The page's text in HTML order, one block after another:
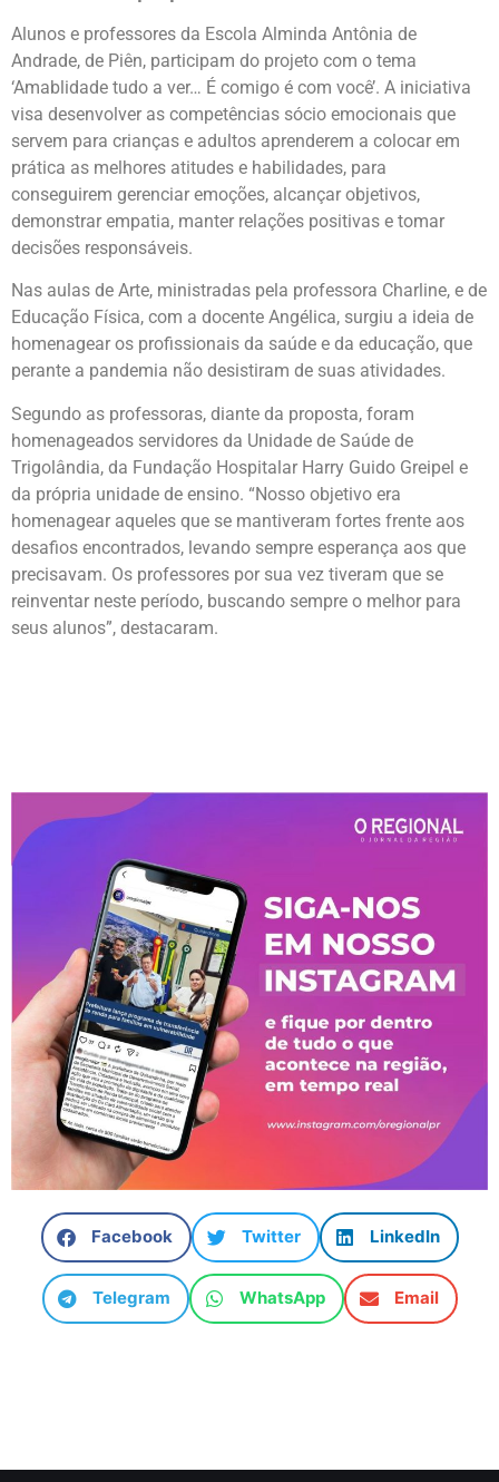
Alunos e professores da Escola Alminda Antônia de
Andrade, de Piên, participam do projeto com o tema
‘Amablidade tudo a ver… É comigo é com você’. A iniciativa
visa desenvolver as competências sócio emocionais que
servem para crianças e adultos aprenderem a colocar em
prática as melhores atitudes e habilidades, para
conseguirem gerenciar emoções, alcançar objetivos,
demonstrar empatia, manter relações positivas e tomar
decisões responsáveis.
Nas aulas de Arte, ministradas pela professora Charline, e de
Educação Física, com a docente Angélica, surgiu a ideia de
homenagear os profissionais da saúde e da educação, que
perante a pandemia não desistiram de suas atividades.
Segundo as professoras, diante da proposta, foram
homenageados servidores da Unidade de Saúde de
Trigolândia, da Fundação Hospitalar Harry Guido Greipel e
da própria unidade de ensino. “Nosso objetivo era
homenagear aqueles que se mantiveram fortes frente aos
desafios encontrados, levando sempre esperança aos que
precisavam. Os professores por sua vez tiveram que se
reinventar neste período, buscando sempre o melhor para
seus alunos”, destacaram.
Facebook Twitter LinkedIn
Telegram WhatsApp Email